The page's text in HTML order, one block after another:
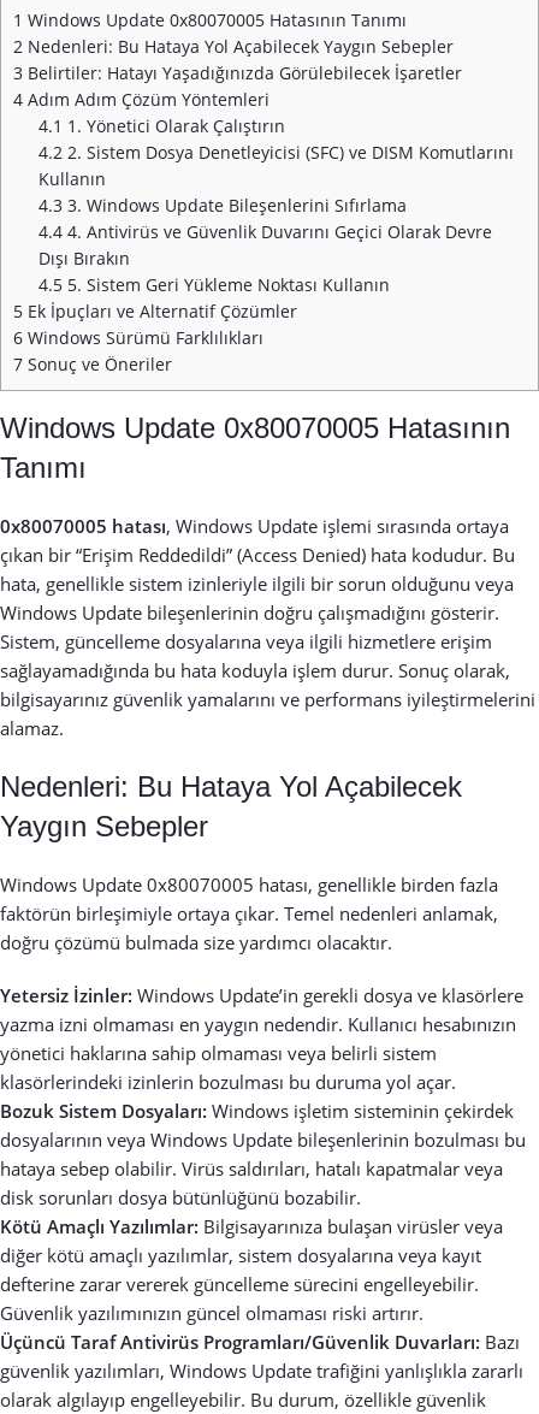
1 Windows Update 0x80070005 Hatasının Tanımı
2 Nedenleri: Bu Hataya Yol Açabilecek Yaygın Sebepler
3 Belirtiler: Hatayı Yaşadığınızda Görülebilecek İşaretler
4 Adım Adım Çözüm Yöntemleri
4.1 1. Yönetici Olarak Çalıştırın
4.2 2. Sistem Dosya Denetleyicisi (SFC) ve DISM Komutlarını
Kullanın
4.3 3. Windows Update Bileşenlerini Sıfırlama
4.4 4. Antivirüs ve Güvenlik Duvarını Geçici Olarak Devre
Dışı Bırakın
4.5 5. Sistem Geri Yükleme Noktası Kullanın
5 Ek İpuçları ve Alternatif Çözümler
6 Windows Sürümü Farklılıkları
7 Sonuç ve Öneriler
Windows Update 0x80070005 Hatasının
Tanımı
0x80070005 hatası, Windows Update işlemi sırasında ortaya
çıkan bir “Erişim Reddedildi” (Access Denied) hata kodudur. Bu
hata, genellikle sistem izinleriyle ilgili bir sorun olduğunu veya
Windows Update bileşenlerinin doğru çalışmadığını gösterir.
Sistem, güncelleme dosyalarına veya ilgili hizmetlere erişim
sağlayamadığında bu hata koduyla işlem durur. Sonuç olarak,
bilgisayarınız güvenlik yamalarını ve performans iyileştirmelerini
alamaz.
Nedenleri: Bu Hataya Yol Açabilecek
Yaygın Sebepler
Windows Update 0x80070005 hatası, genellikle birden fazla
faktörün birleşimiyle ortaya çıkar. Temel nedenleri anlamak,
doğru çözümü bulmada size yardımcı olacaktır.
Yetersiz İzinler: Windows Update’in gerekli dosya ve klasörlere
yazma izni olmaması en yaygın nedendir. Kullanıcı hesabınızın
yönetici haklarına sahip olmaması veya belirli sistem
klasörlerindeki izinlerin bozulması bu duruma yol açar.
Bozuk Sistem Dosyaları: Windows işletim sisteminin çekirdek
dosyalarının veya Windows Update bileşenlerinin bozulması bu
hataya sebep olabilir. Virüs saldırıları, hatalı kapatmalar veya
disk sorunları dosya bütünlüğünü bozabilir.
Kötü Amaçlı Yazılımlar: Bilgisayarınıza bulaşan virüsler veya
diğer kötü amaçlı yazılımlar, sistem dosyalarına veya kayıt
defterine zarar vererek güncelleme sürecini engelleyebilir.
Güvenlik yazılımınızın güncel olmaması riski artırır.
Üçüncü Taraf Antivirüs Programları/Güvenlik Duvarları: Bazı
güvenlik yazılımları, Windows Update trafiğini yanlışlıkla zararlı
olarak algılayıp engelleyebilir. Bu durum, özellikle güvenlik